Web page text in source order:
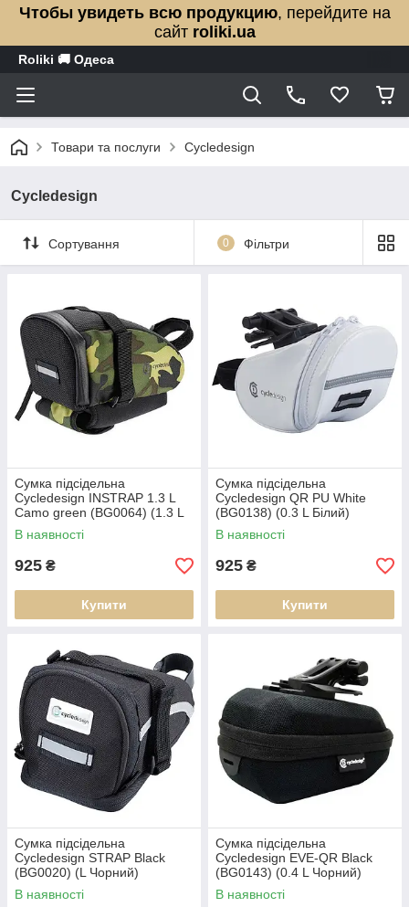
Чтобы увидеть всю продукцию, перейдите на
сайт roliki.ua
Roliki 🚚 Одеса
Товари та послуги Cycledesign
Cycledesign
Сортування 0 Фільтри
Сумка підсідельна
Cycledesign INSTRAP 1.3 L
Camo green (BG0064) (1.3 L
Camo green)
В наявності
925 ₴
Купити
Сумка підсідельна
Cycledesign QR PU White
(BG0138) (0.3 L Білий)
В наявності
925 ₴
Купити
Сумка підсідельна
Cycledesign STRAP Black
(BG0020) (L Чорний)
В наявності
Сумка підсідельна
Cycledesign EVE-QR Black
(BG0143) (0.4 L Чорний)
В наявності